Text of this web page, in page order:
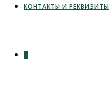
КОНТАКТЫ И РЕКВИЗИТЫ